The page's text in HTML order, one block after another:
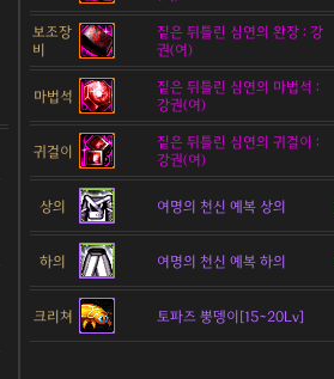
보조장
비
짙은 뒤틀린 심연의 완장 : 강
권(여)
마법석
짙은 뒤틀린 심연의 마법석 :
강권(여)
귀걸이
짙은 뒤틀린 심연의 귀걸이 :
강권(여)
상의 여명의 천신 예복 상의
하의 여명의 천신 예복 하의
크리쳐 토파즈 뿡뎅이[15~20Lv]